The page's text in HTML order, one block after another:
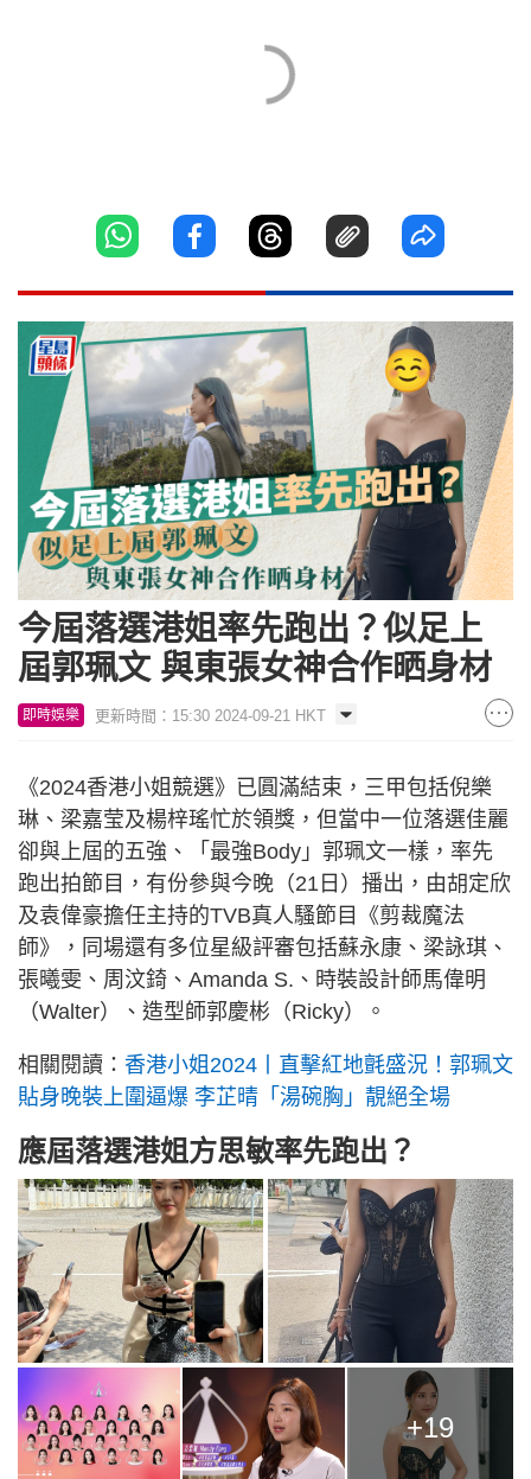
今屆落選港姐率先跑出？似足上
屆郭珮文 與東張女神合作晒身材
即時娛樂 更新時間：15:30 2024-09-21 HKT
《2024香港小姐競選》已圓滿結束，三甲包括倪樂
琳、梁嘉莹及楊梓瑤忙於領獎，但當中一位落選佳麗
卻與上屆的五強、「最強Body」郭珮文一樣，率先
跑出拍節目，有份參與今晚（21日）播出，由胡定欣
及袁偉豪擔任主持的TVB真人騷節目《剪裁魔法
師》，同場還有多位星級評審包括蘇永康、梁詠琪、
張曦雯、周汶錡、Amanda S.、時裝設計師馬偉明
（Walter）、造型師郭慶彬（Ricky）。
相關閱讀： 香港小姐2024丨直擊紅地氈盛況！郭珮文
貼身晚裝上圍逼爆 李芷晴「湯碗胸」靚絕全場
應屆落選港姐方思敏率先跑出？
+19